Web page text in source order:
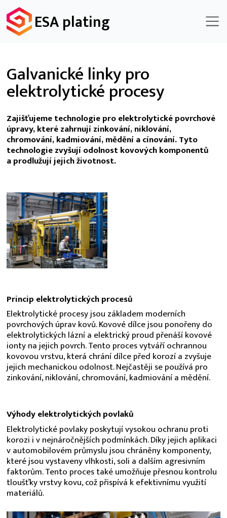
ESA plating
Galvanické linky pro
elektrolytické procesy
Zajišťujeme technologie pro elektrolytické povrchové
úpravy, které zahrnují zinkování, niklování,
chromování, kadmiování, mědění a cínování. Tyto
technologie zvyšují odolnost kovových komponentů
a prodlužují jejich životnost.
Princip elektrolytických procesů
Elektrolytické procesy jsou základem moderních
povrchových úprav kovů. Kovové dílce jsou ponořeny do
elektrolytických lázní a elektrický proud přenáší kovové
ionty na jejich povrch. Tento proces vytváří ochrannou
kovovou vrstvu, která chrání dílce před korozí a zvyšuje
jejich mechanickou odolnost. Nejčastěji se používá pro
zinkování, niklování, chromování, kadmiování a mědění.
Výhody elektrolytických povlaků
Elektrolytické povlaky poskytují vysokou ochranu proti
korozi i v nejnáročnějších podmínkách. Díky jejich aplikaci
v automobilovém průmyslu jsou chráněny komponenty,
které jsou vystaveny vlhkosti, soli a dalším agresivním
faktorům. Tento proces také umožňuje přesnou kontrolu
tloušťky vrstvy kovu, což přispívá k efektivnímu využití
materiálů.